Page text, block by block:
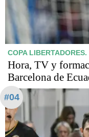
COPA LIBERTADORES.
Hora, TV y
Barcelona de
#04